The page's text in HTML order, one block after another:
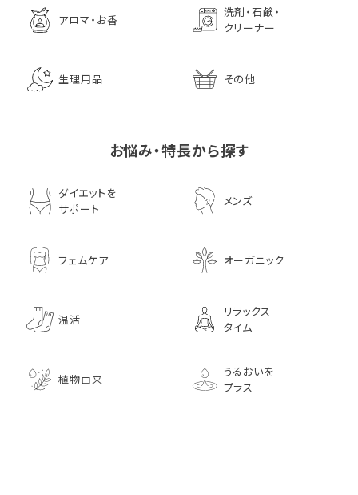
アロマ・お香
洗剤・石鹸・
クリーナー
生理用品 その他
お悩み・特長から探す
ダイエットを
サポート
メンズ
フェムケア オーガニック
温活
リラックス
タイム
植物由来
うるおいを
プラス